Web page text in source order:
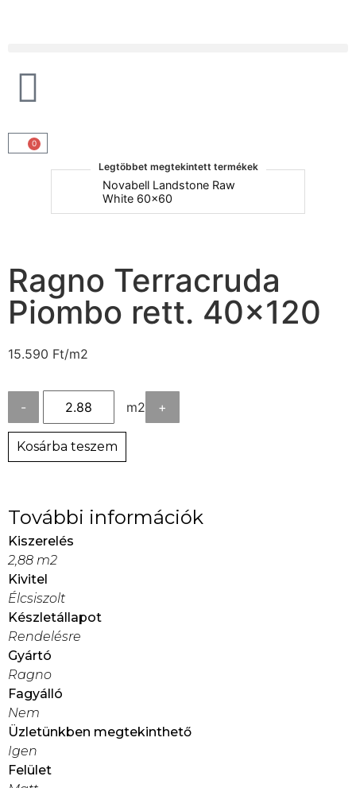
0
Legtöbbet megtekintett termékek
Novabell Landstone Raw
White 60x60
Ragno Terracruda
Piombo rett. 40×120
15.590 Ft/m2
- m2 +
Kosárba teszem
További információk
Kiszerelés
2,88 m2
Kivitel
Élcsiszolt
Készletállapot
Rendelésre
Gyártó
Ragno
Fagyálló
Nem
Üzletünkben megtekinthető
Igen
Felület